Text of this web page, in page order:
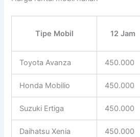
Tipe Mobil 12 Jam
Toyota Avanza 450.000
Honda Mobilio 450.000
Suzuki Ertiga 450.000
Daihatsu Xenia 450.000